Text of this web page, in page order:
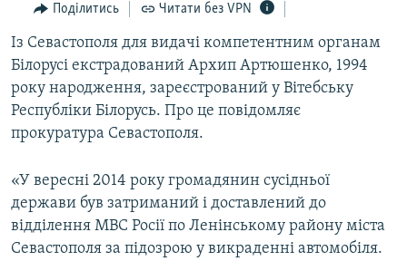
пошукуІНТЕРВ'Ю
ВСЕ ЗА ДЕНЬ
СПЕЦПРОЕКТИ
ДЕПОРТАЦІЯ
ВІДЕОУРОКИ «ELIFBE»
СВІДЧЕННЯ ОКУПАЦІЇ
УКРАЇНСЬКА ПРОБЛЕМА КРИМУ
ІНФОГРАФІКА
ЯК ОБІЙТИ БЛОКУВАННЯ
Qırımtatar
ДОЛУЧАЙСЯ!
Поділитись Читати без VPN
Із Севастополя для видачі компетентним органам
Білорусі екстрадований Архип Артюшенко, 1994
року народження, зареєстрований у Вітебську
Республіки Білорусь. Про це повідомляє
прокуратура Севастополя.
«У вересні 2014 року громадянин сусідньої
держави був затриманий і доставлений до
відділення МВС Росії по Ленінському району міста
Севастополя за підозрою у викраденні автомобіля.